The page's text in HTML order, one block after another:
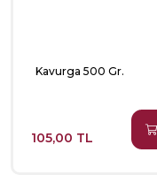
Kavurga 500 Gr.
105,00 TL